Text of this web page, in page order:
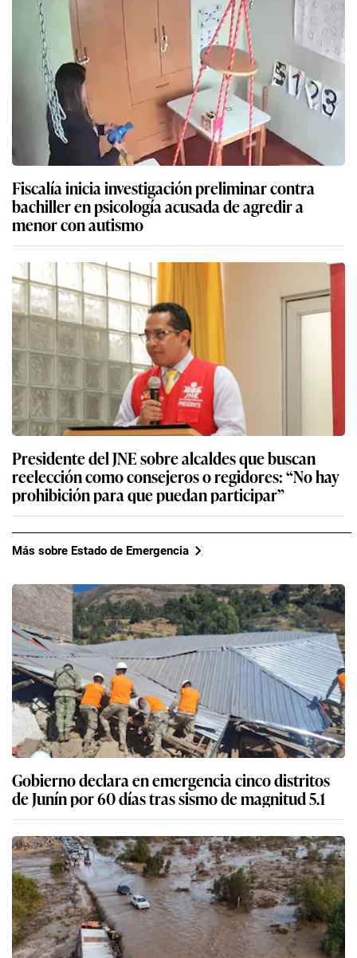
Fiscalía inicia investigación preliminar contra
bachiller en psicología acusada de agredir a
menor con autismo
Presidente del JNE sobre alcaldes que buscan
reelección como consejeros o regidores: “No hay
prohibición para que puedan participar”
Más sobre Estado de Emergencia
Gobierno declara en emergencia cinco distritos
de Junín por 60 días tras sismo de magnitud 5.1